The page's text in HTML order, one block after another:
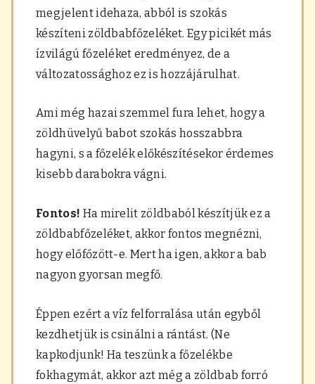
megjelent idehaza, abból is szokás
készíteni zöldbabfőzeléket. Egy picikét más
ízvilágú főzeléket eredményez, de a
változatossághoz ez is hozzájárulhat.
Ami még hazai szemmel fura lehet, hogy a
zöldhüvelyű babot szokás hosszabbra
hagyni, s a főzelék előkészítésekor érdemes
kisebb darabokra vágni.
Fontos! Ha mirelit zöldbaból készítjük ez a
zöldbabfőzeléket, akkor fontos megnézni,
hogy előfőzött-e. Mert ha igen, akkor a bab
nagyon gyorsan megfő.
Éppen ezért a víz felforralása után egyből
kezdhetjük is csinálni a rántást. (Ne
kapkodjunk! Ha teszünk a főzelékbe
fokhagymát, akkor azt még a zöldbab forró